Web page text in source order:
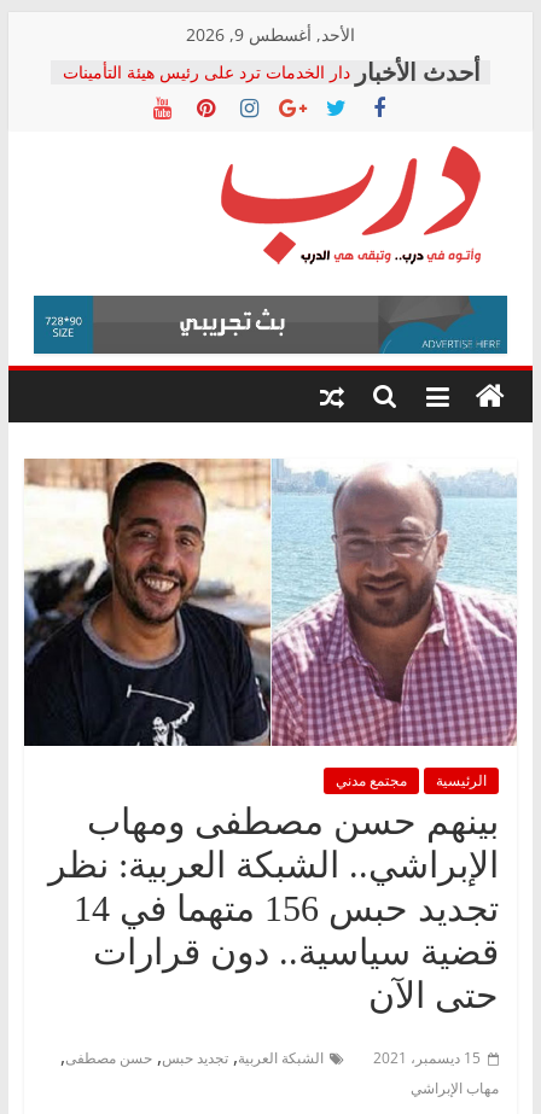
content
الأحد, أغسطس 9, 2026
دار الخدمات ترد على رئيس هيئة التأمينات
بعد مؤتمره الصحفي: إنكار الأزمة لا ينهي
معاناة أصحاب المعاشات.. ونطالب بكشف
فرحات سليمان يكتب: القطاع الصحي إلى
أين؟
حزب التحالف الشعبي يطلق لجنة “الحق
في الصحة” بالإسكندرية لرصد الانتهاكات
ودعم المرضى
الوزاري لمدينة الصحفيين.. وانتهاء أعمال
إنشاء المبنى الإداري
المجلس القومي لحقوق الإنسان يعلن
متابعة قضية الدكتور محمد زهران.. ويؤكد:
قرينة البراءة وضمانات المحاكمة العادلة
درب
وأتوه
درب..
وتبقى
هي
الرئيسية مجتمع مدني
بينهم حسن مصطفى ومهاب
الإبراشي.. الشبكة العربية: نظر
تجديد حبس 156 متهما في 14
قضية سياسية.. دون قرارات
حتى الآن
15 ديسمبر، 2021 الشبكة العربية, تجديد حبس, حسن مصطفى,
مهاب الإبراشي